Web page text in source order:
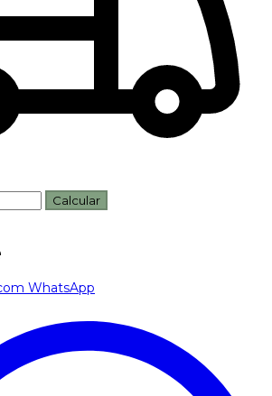
Calcular
WhatsApp